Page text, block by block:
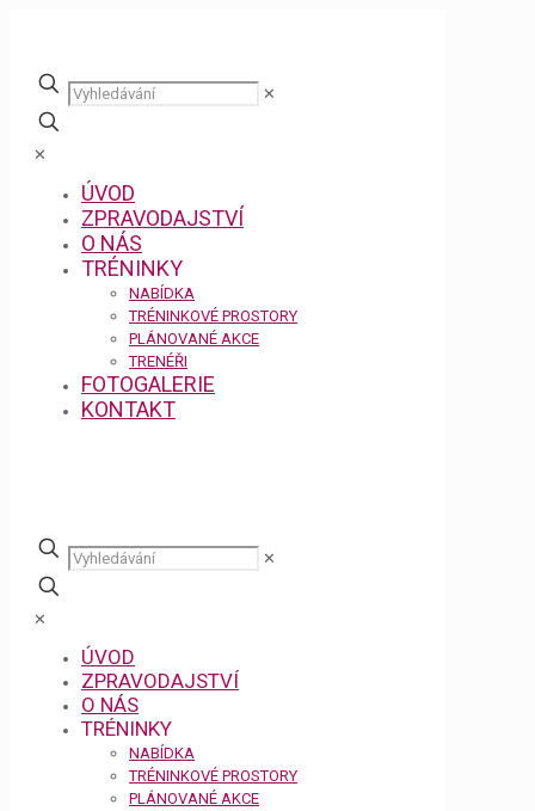
✕
✕
ÚVOD
ZPRAVODAJSTVÍ
O NÁS
TRÉNINKY
NABÍDKA
TRÉNINKOVÉ PROSTORY
PLÁNOVANÉ AKCE
TRENÉŘI
FOTOGALERIE
KONTAKT
✕
✕
ÚVOD
ZPRAVODAJSTVÍ
O NÁS
TRÉNINKY
NABÍDKA
TRÉNINKOVÉ PROSTORY
PLÁNOVANÉ AKCE